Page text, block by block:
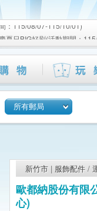
(活動期間：115/08/06-115/
：115/08/07-115/10/01)
夏日BIG好刷(活動期間：
(活動期間：115/08/06-115/
所有郵局
新竹市 | 服飾配件 /
歐都納股份有限
心)